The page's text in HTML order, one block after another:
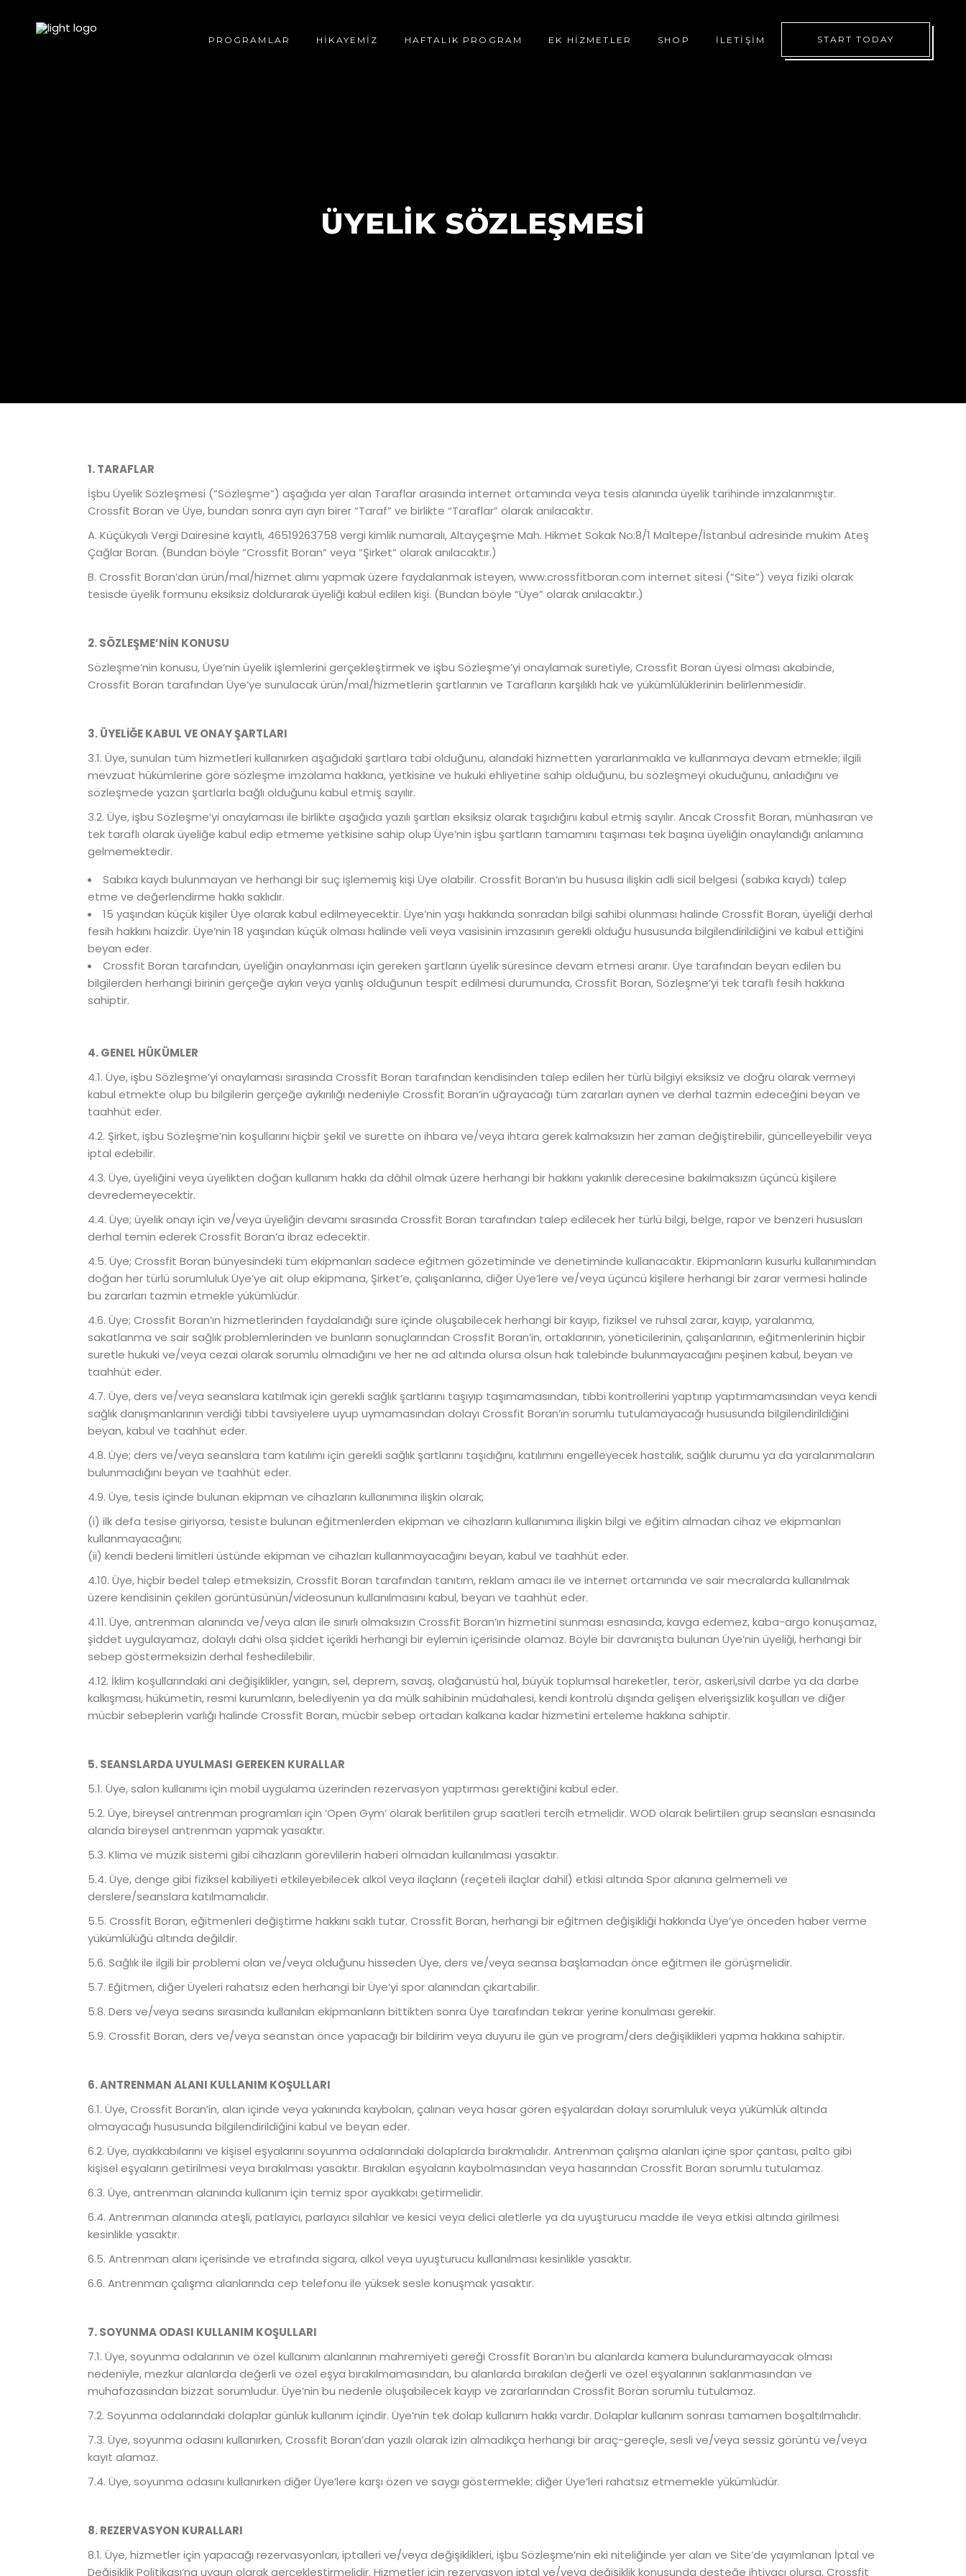
PROGRAMLAR HİKAYEMİZ HAFTALIK PROGRAM EK HİZMETLER SHOP İLETIŞIM START TODAY
ÜYELİK SÖZLEŞMESİ
1. TARAFLAR
İşbu Üyelik Sözleşmesi (“Sözleşme”) aşağıda yer alan Taraflar arasında internet ortamında veya tesis alanında üyelik tarihinde imzalanmıştır.
Crossfit Boran ve Üye, bundan sonra ayrı ayrı birer “Taraf” ve birlikte “Taraflar” olarak anılacaktır.
A. Küçükyalı Vergi Dairesine kayıtlı, 46519263758 vergi kimlik numaralı, Altayçeşme Mah. Hikmet Sokak No:8/1 Maltepe/İstanbul adresinde mukim Ateş
Çağlar Boran. (Bundan böyle “Crossfit Boran” veya “Şirket” olarak anılacaktır.)
B. Crossfit Boran’dan ürün/mal/hizmet alımı yapmak üzere faydalanmak isteyen, www.crossfitboran.com internet sitesi (“Site”) veya fiziki olarak
tesisde üyelik formunu eksiksiz doldurarak üyeliği kabul edilen kişi. (Bundan böyle “Üye” olarak anılacaktır.)
2. SÖZLEŞME’NİN KONUSU
Sözleşme’nin konusu, Üye’nin üyelik işlemlerini gerçekleştirmek ve işbu Sözleşme’yi onaylamak suretiyle, Crossfit Boran üyesi olması akabinde,
Crossfit Boran tarafından Üye’ye sunulacak ürün/mal/hizmetlerin şartlarının ve Tarafların karşılıklı hak ve yükümlülüklerinin belirlenmesidir.
3. ÜYELİĞE KABUL VE ONAY ŞARTLARI
3.1. Üye, sunulan tüm hizmetleri kullanırken aşağıdaki şartlara tabi olduğunu, alandaki hizmetten yararlanmakla ve kullanmaya devam etmekle; ilgili
mevzuat hükümlerine göre sözleşme imzalama hakkına, yetkisine ve hukuki ehliyetine sahip olduğunu, bu sözleşmeyi okuduğunu, anladığını ve
sözleşmede yazan şartlarla bağlı olduğunu kabul etmiş sayılır.
3.2. Üye, işbu Sözleşme’yi onaylaması ile birlikte aşağıda yazılı şartları eksiksiz olarak taşıdığını kabul etmiş sayılır. Ancak Crossfit Boran, münhasıran ve
tek taraflı olarak üyeliğe kabul edip etmeme yetkisine sahip olup Üye’nin işbu şartların tamamını taşıması tek başına üyeliğin onaylandığı anlamına
gelmemektedir.
Sabıka kaydı bulunmayan ve herhangi bir suç işlememiş kişi Üye olabilir. Crossfit Boran’ın bu hususa ilişkin adli sicil belgesi (sabıka kaydı) talep
etme ve değerlendirme hakkı saklıdır.
15 yaşından küçük kişiler Üye olarak kabul edilmeyecektir. Üye’nin yaşı hakkında sonradan bilgi sahibi olunması halinde Crossfit Boran, üyeliği derhal
fesih hakkını haizdir. Üye’nin 18 yaşından küçük olması halinde veli veya vasisinin imzasının gerekli olduğu hususunda bilgilendirildiğini ve kabul ettiğini
beyan eder.
Crossfit Boran tarafından, üyeliğin onaylanması için gereken şartların üyelik süresince devam etmesi aranır. Üye tarafından beyan edilen bu
bilgilerden herhangi birinin gerçeğe aykırı veya yanlış olduğunun tespit edilmesi durumunda, Crossfit Boran, Sözleşme’yi tek taraflı fesih hakkına
sahiptir.
4. GENEL HÜKÜMLER
4.1. Üye, işbu Sözleşme’yi onaylaması sırasında Crossfit Boran tarafından kendisinden talep edilen her türlü bilgiyi eksiksiz ve doğru olarak vermeyi
kabul etmekte olup bu bilgilerin gerçeğe aykırılığı nedeniyle Crossfit Boran’in uğrayacağı tüm zararları aynen ve derhal tazmin edeceğini beyan ve
taahhüt eder.
4.2. Şirket, işbu Sözleşme’nin koşullarını hiçbir şekil ve surette ön ihbara ve/veya ihtara gerek kalmaksızın her zaman değiştirebilir, güncelleyebilir veya
iptal edebilir.
4.3. Üye, üyeliğini veya üyelikten doğan kullanım hakkı da dâhil olmak üzere herhangi bir hakkını yakınlık derecesine bakılmaksızın üçüncü kişilere
devredemeyecektir.
4.4. Üye; üyelik onayı için ve/veya üyeliğin devamı sırasında Crossfit Boran tarafından talep edilecek her türlü bilgi, belge, rapor ve benzeri hususları
derhal temin ederek Crossfit Boran’a ibraz edecektir.
4.5. Üye; Crossfit Boran bünyesindeki tüm ekipmanları sadece eğitmen gözetiminde ve denetiminde kullanacaktır. Ekipmanların kusurlu kullanımından
doğan her türlü sorumluluk Üye’ye ait olup ekipmana, Şirket’e, çalışanlarına, diğer Üye’lere ve/veya üçüncü kişilere herhangi bir zarar vermesi halinde
bu zararları tazmin etmekle yükümlüdür.
4.6. Üye; Crossfit Boran’ın hizmetlerinden faydalandığı süre içinde oluşabilecek herhangi bir kayıp, fiziksel ve ruhsal zarar, kayıp, yaralanma,
sakatlanma ve sair sağlık problemlerinden ve bunların sonuçlarından Crossfit Boran’in, ortaklarının, yöneticilerinin, çalışanlarının, eğitmenlerinin hiçbir
suretle hukuki ve/veya cezai olarak sorumlu olmadığını ve her ne ad altında olursa olsun hak talebinde bulunmayacağını peşinen kabul, beyan ve
taahhüt eder.
4.7. Üye, ders ve/veya seanslara katılmak için gerekli sağlık şartlarını taşıyıp taşımamasından, tıbbi kontrollerini yaptırıp yaptırmamasından veya kendi
sağlık danışmanlarının verdiği tıbbi tavsiyelere uyup uymamasından dolayı Crossfit Boran’ın sorumlu tutulamayacağı hususunda bilgilendirildiğini
beyan, kabul ve taahhüt eder.
4.8. Üye; ders ve/veya seanslara tam katılımı için gerekli sağlık şartlarını taşıdığını, katılımını engelleyecek hastalık, sağlık durumu ya da yaralanmaların
bulunmadığını beyan ve taahhüt eder.
4.9. Üye, tesis içinde bulunan ekipman ve cihazların kullanımına ilişkin olarak;
(i) ilk defa tesise giriyorsa, tesiste bulunan eğitmenlerden ekipman ve cihazların kullanımına ilişkin bilgi ve eğitim almadan cihaz ve ekipmanları
kullanmayacağını;
(ii) kendi bedeni limitleri üstünde ekipman ve cihazları kullanmayacağını beyan, kabul ve taahhüt eder.
4.10. Üye, hiçbir bedel talep etmeksizin, Crossfit Boran tarafından tanıtım, reklam amacı ile ve internet ortamında ve sair mecralarda kullanılmak
üzere kendisinin çekilen görüntüsünün/videosunun kullanılmasını kabul, beyan ve taahhüt eder.
4.11. Üye, antrenman alanında ve/veya alan ile sınırlı olmaksızın Crossfit Boran’ın hizmetini sunması esnasında, kavga edemez, kaba-argo konuşamaz,
şiddet uygulayamaz, dolaylı dahi olsa şiddet içerikli herhangi bir eylemin içerisinde olamaz. Böyle bir davranışta bulunan Üye’nin üyeliği, herhangi bir
sebep göstermeksizin derhal feshedilebilir.
4.12. İklim koşullarındaki ani değişiklikler, yangın, sel, deprem, savaş, olağanüstü hal, büyük toplumsal hareketler, terör, askeri,sivil darbe ya da darbe
kalkışması, hükümetin, resmi kurumların, belediyenin ya da mülk sahibinin müdahalesi, kendi kontrolü dışında gelişen elverişsizlik koşulları ve diğer
mücbir sebeplerin varlığı halinde Crossfit Boran, mücbir sebep ortadan kalkana kadar hizmetini erteleme hakkına sahiptir.
5. SEANSLARDA UYULMASI GEREKEN KURALLAR
5.1. Üye, salon kullanımı için mobil uygulama üzerinden rezervasyon yaptırması gerektiğini kabul eder.
5.2. Üye, bireysel antrenman programları için ‘Open Gym’ olarak berlitilen grup saatleri tercih etmelidir. WOD olarak belirtilen grup seansları esnasında
alanda bireysel antrenman yapmak yasaktır.
5.3. Klima ve müzik sistemi gibi cihazların görevlilerin haberi olmadan kullanılması yasaktır.
5.4. Üye, denge gibi fiziksel kabiliyeti etkileyebilecek alkol veya ilaçların (reçeteli ilaçlar dahil) etkisi altında Spor alanına gelmemeli ve
derslere/seanslara katılmamalıdır.
5.5. Crossfit Boran, eğitmenleri değiştirme hakkını saklı tutar. Crossfit Boran, herhangi bir eğitmen değişikliği hakkında Üye’ye önceden haber verme
yükümlülüğü altında değildir.
5.6. Sağlık ile ilgili bir problemi olan ve/veya olduğunu hisseden Üye, ders ve/veya seansa başlamadan önce eğitmen ile görüşmelidir.
5.7. Eğitmen, diğer Üyeleri rahatsız eden herhangi bir Üye’yi spor alanından çıkartabilir.
5.8. Ders ve/veya seans sırasında kullanılan ekipmanların bittikten sonra Üye tarafından tekrar yerine konulması gerekir.
5.9. Crossfit Boran, ders ve/veya seanstan önce yapacağı bir bildirim veya duyuru ile gün ve program/ders değişiklikleri yapma hakkına sahiptir.
6. ANTRENMAN ALANI KULLANIM KOŞULLARI
6.1. Üye, Crossfit Boran’in, alan içinde veya yakınında kaybolan, çalınan veya hasar gören eşyalardan dolayı sorumluluk veya yükümlük altında
olmayacağı hususunda bilgilendirildiğini kabul ve beyan eder.
6.2. Üye, ayakkabılarını ve kişisel eşyalarını soyunma odalarındaki dolaplarda bırakmalıdır. Antrenman çalışma alanları içine spor çantası, palto gibi
kişisel eşyaların getirilmesi veya bırakılması yasaktır. Bırakılan eşyaların kaybolmasından veya hasarından Crossfit Boran sorumlu tutulamaz.
6.3. Üye, antrenman alanında kullanım için temiz spor ayakkabı getirmelidir.
6.4. Antrenman alanında ateşli, patlayıcı, parlayıcı silahlar ve kesici veya delici aletlerle ya da uyuşturucu madde ile veya etkisi altında girilmesi
kesinlikle yasaktır.
6.5. Antrenman alanı içerisinde ve etrafında sigara, alkol veya uyuşturucu kullanılması kesinlikle yasaktır.
6.6. Antrenman çalışma alanlarında cep telefonu ile yüksek sesle konuşmak yasaktır.
7. SOYUNMA ODASI KULLANIM KOŞULLARI
7.1. Üye, soyunma odalarının ve özel kullanım alanlarının mahremiyeti gereği Crossfit Boran’ın bu alanlarda kamera bulunduramayacak olması
nedeniyle, mezkur alanlarda değerli ve özel eşya bırakılmamasından, bu alanlarda bırakılan değerli ve özel eşyalarının saklanmasından ve
muhafazasından bizzat sorumludur. Üye’nin bu nedenle oluşabilecek kayıp ve zararlarından Crossfit Boran sorumlu tutulamaz.
7.2. Soyunma odalarındaki dolaplar günlük kullanım içindir. Üye’nin tek dolap kullanım hakkı vardır. Dolaplar kullanım sonrası tamamen boşaltılmalıdır.
7.3. Üye, soyunma odasını kullanırken, Crossfit Boran’dan yazılı olarak izin almadıkça herhangi bir araç-gereçle, sesli ve/veya sessiz görüntü ve/veya
kayıt alamaz.
7.4. Üye, soyunma odasını kullanırken diğer Üye’lere karşı özen ve saygı göstermekle; diğer Üye’leri rahatsız etmemekle yükümlüdür.
8. REZERVASYON KURALLARI
8.1. Üye, hizmetler için yapacağı rezervasyonları, iptalleri ve/veya değişiklikleri, işbu Sözleşme’nin eki niteliğinde yer alan ve Site’de yayımlanan İptal ve
Değişiklik Politikası’na uygun olarak gerçekleştirmelidir. Hizmetler için rezervasyon iptal ve/veya değişiklik konusunda desteğe ihtiyacı olursa, Crossfit